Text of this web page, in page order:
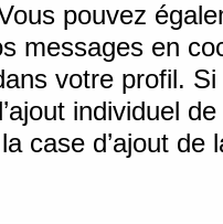
pouvez
messages en
votre profil.
individuel
case d’ajout